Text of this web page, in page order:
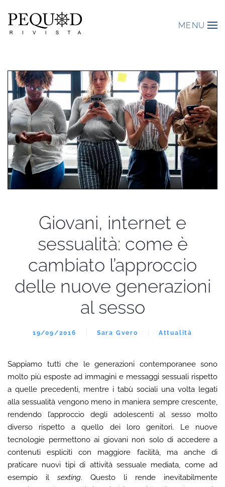
MENU
Giovani, internet e
sessualità: come è
cambiato l’approccio
delle nuove generazioni
al sesso
19/09/2016 Sara Gvero Attualità
Sappiamo tutti che le generazioni contemporanee sono
molto più esposte ad immagini e messaggi sessuali rispetto
a quelle precedenti, mentre i tabù sociali una volta legati
alla sessualità vengono meno in maniera sempre crescente,
rendendo l’approccio degli adolescenti al sesso molto
diverso rispetto a quello dei loro genitori. Le nuove
tecnologie permettono ai giovani non solo di accedere a
contenuti espliciti con maggiore facilità, ma anche di
praticare nuovi tipi di attività sessuale mediata, come ad
esempio il sexting. Questo li rende inevitabilmente